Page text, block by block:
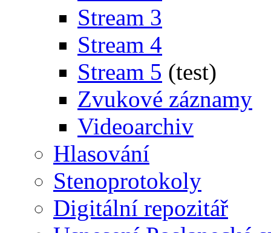
Stream 3
Stream 4
Stream 5 (test)
Zvukové záznamy
Videoarchiv
Hlasování
Stenoprotokoly
Digitální repozitář